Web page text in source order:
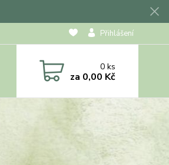
Přihlášení
0ks
za 0,00 Kč